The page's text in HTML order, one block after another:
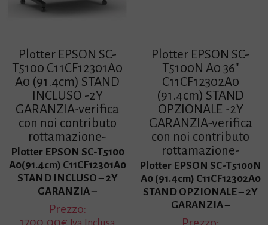
Plotter EPSON SC-
T5100 C11CF12301A0
A0 (91.4cm) STAND
INCLUSO -2Y
GARANZIA-verifica
con noi contributo
rottamazione-
Plotter EPSON SC-T5100
A0(91.4cm) C11CF12301A0
STAND INCLUSO – 2Y
GARANZIA –
Prezzo:
1700,00€
Plotter EPSON SC-
T5100N A0 36″
C11CF12302A0
(91.4cm) STAND
OPZIONALE -2Y
GARANZIA-verifica
con noi contributo
rottamazione-
Plotter EPSON SC-T5100N
A0 (91.4cm) C11CF12302A0
STAND OPZIONALE – 2Y
GARANZIA –